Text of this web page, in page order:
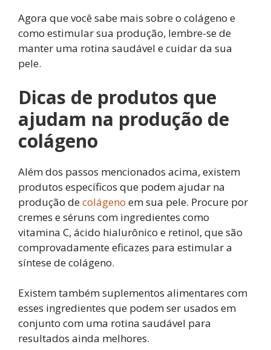
Agora que você sabe mais sobre o colágeno e
como estimular sua produção, lembre-se de
manter uma rotina saudável e cuidar da sua
pele.
Dicas de produtos que
ajudam na produção de
colágeno
Além dos passos mencionados acima, existem
produtos específicos que podem ajudar na
produção decolágeno em sua pele. Procure por
cremes e séruns com ingredientes como
vitamina C, ácido hialurônico e retinol, que são
comprovadamente eficazes para estimular a
síntese de colágeno.
Existem também suplementos alimentares com
esses ingredientes que podem ser usados em
conjunto com uma rotina saudável para
resultados ainda melhores.